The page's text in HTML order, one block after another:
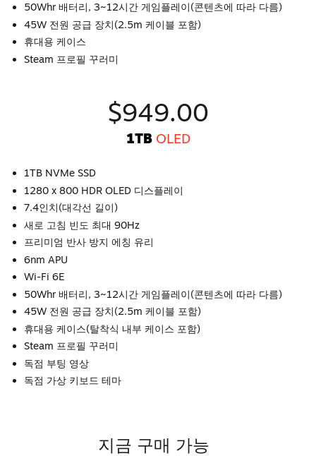
50Whr 배터리, 3~12시간 게임플레이(콘텐츠에 따라 다름)
45W 전원 공급 장치(2.5m 케이블 포함)
휴대용 케이스
Steam 프로필 꾸러미
$949.00
1TB OLED
1TB NVMe SSD
1280 x 800 HDR OLED 디스플레이
7.4인치(대각선 길이)
새로 고침 빈도 최대 90Hz
프리미엄 반사 방지 에칭 유리
6nm APU
Wi-Fi 6E
50Whr 배터리, 3~12시간 게임플레이(콘텐츠에 따라 다름)
45W 전원 공급 장치(2.5m 케이블 포함)
휴대용 케이스(탈착식 내부 케이스 포함)
Steam 프로필 꾸러미
독점 부팅 영상
독점 가상 키보드 테마
지금 구매 가능